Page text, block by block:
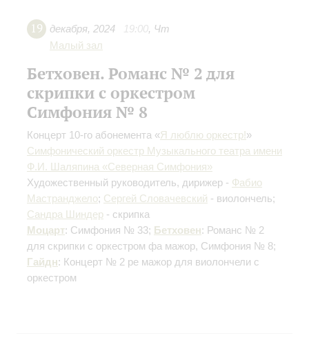
19 декабря, 2024 19:00, Чт
Малый зал
Бетховен. Романс № 2 для
скрипки с оркестром
Симфония № 8
Концерт 10-го абонемента «Я люблю оркестр!»
Симфонический оркестр Музыкального театра имени
Ф.И. Шаляпина «Северная Симфония»
Художественный руководитель, дирижер - Фабио
Мастранджело; Сергей Словачевский - виолончель;
Сандра Шиндер - скрипка
Моцарт: Симфония № 33; Бетховен: Романс № 2
для скрипки с оркестром фа мажор, Симфония № 8;
Гайдн: Концерт № 2 ре мажор для виолончели с
оркестром